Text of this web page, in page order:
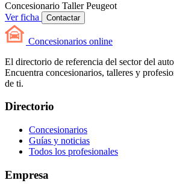
Concesionario Taller Peugeot
Ver ficha
Contactar
Concesionarios online
El directorio de referencia del sector del
Encuentra concesionarios, talleres y
de ti.
Directorio
Concesionarios
Guías y noticias
Todos los profesionales
Empresa